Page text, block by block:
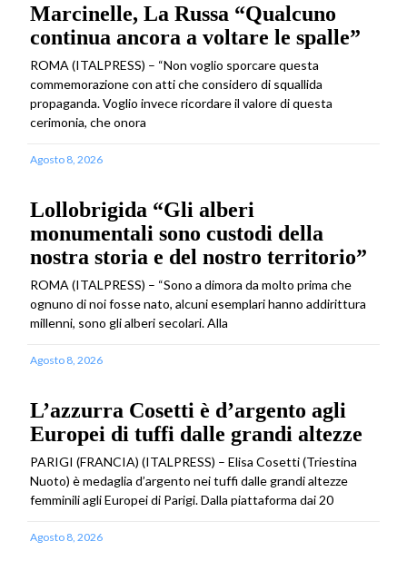
Marcinelle, La Russa “Qualcuno
continua ancora a voltare le spalle”
ROMA (ITALPRESS) – “Non voglio sporcare questa
commemorazione con atti che considero di squallida
propaganda. Voglio invece ricordare il valore di questa
cerimonia, che onora
Agosto 8, 2026
Lollobrigida “Gli alberi
monumentali sono custodi della
nostra storia e del nostro territorio”
ROMA (ITALPRESS) – “Sono a dimora da molto prima che
ognuno di noi fosse nato, alcuni esemplari hanno addirittura
millenni, sono gli alberi secolari. Alla
Agosto 8, 2026
L’azzurra Cosetti è d’argento agli
Europei di tuffi dalle grandi altezze
PARIGI (FRANCIA) (ITALPRESS) – Elisa Cosetti (Triestina
Nuoto) è medaglia d’argento nei tuffi dalle grandi altezze
femminili agli Europei di Parigi. Dalla piattaforma dai 20
Agosto 8, 2026